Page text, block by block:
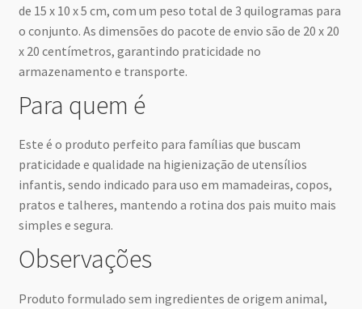
de 15 x 10 x 5 cm, com um peso total de 3 quilogramas para
o conjunto. As dimensões do pacote de envio são de 20 x 20
x 20 centímetros, garantindo praticidade no
armazenamento e transporte.
Para quem é
Este é o produto perfeito para famílias que buscam
praticidade e qualidade na higienização de utensílios
infantis, sendo indicado para uso em mamadeiras, copos,
pratos e talheres, mantendo a rotina dos pais muito mais
simples e segura.
Observações
Produto formulado sem ingredientes de origem animal,